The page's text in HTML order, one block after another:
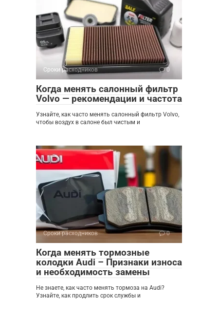
Сроки расходников 0
Когда менять салонный фильтр
Volvo — рекомендации и частота
Узнайте, как часто менять салонный фильтр Volvo,
чтобы воздух в салоне был чистым и
Сроки расходников 0
Когда менять тормозные
колодки Audi – Признаки износа
и необходимость замены
Не знаете, как часто менять тормоза на Audi?
Узнайте, как продлить срок службы и